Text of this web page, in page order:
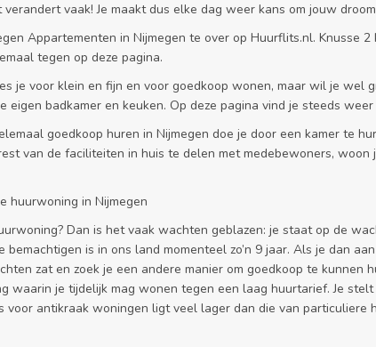
vaak! Je maakt dus elke dag weer kans om jouw
Appartementen in Nijmegen te over op Huurflits.nl. Knusse
tegen op deze pagina.
je voor klein en fijn en voor goedkoop wonen, maar wil je wel
badkamer en keuken. Op deze pagina vind je steeds
goedkoop huren in Nijmegen doe je door een kamer te
van de faciliteiten in huis te delen met medebewoners,
huurwoning in Nijmegen
Dan is het vaak wachten geblazen: je staat op de
is in ons land momenteel zo’n 9 jaar. Als je dan
zat en zoek je een andere manier om goedkoop te kunnen
waarin je tijdelijk mag wonen tegen een laag huurtarief. Je
antikraak woningen ligt veel lager dan die van particuliere